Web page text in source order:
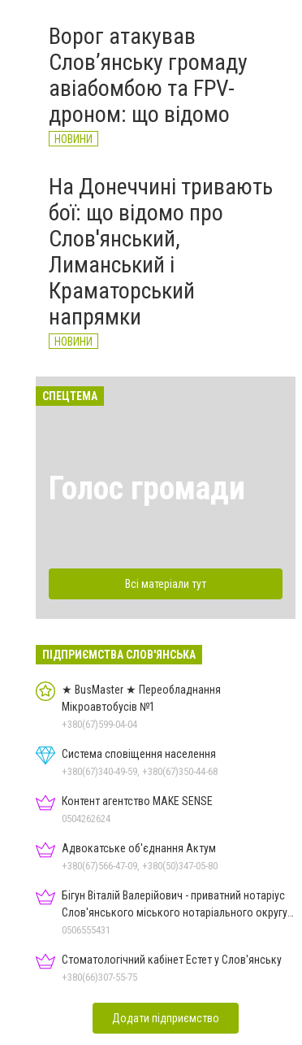
Ворог атакував
Слов’янську громаду
авіабомбою та FPV-
дроном: що відомо
НОВИНИ
На Донеччині тривають
бої: що відомо про
Слов'янський,
Лиманський і
Краматорський
напрямки
НОВИНИ
СПЕЦТЕМА
Голос громади
Всі матеріали тут
ПІДПРИЄМСТВА СЛОВ'ЯНСЬКА
★ BusMaster ★ Переобладнання
Мікроавтобусів №1
+380(67)599-04-04
Система сповіщення населення
+380(67)340-49-59, +380(67)350-44-68
Контент агентство MAKE SENSE
0504262624
Адвокатське об'єднання Актум
+380(67)566-47-09, +380(50)347-05-80
Бігун Віталій Валерійович - приватний нотаріус
Слов'янського міського нотаріального округу
Дон.обл.
0506555431
Стоматологічний кабінет Естет у Слов'янську
+380(66)307-55-75
Додати підприємство